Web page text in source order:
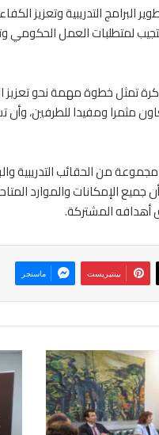
البرامج التدريبية وتعزيز
لمتطلبات العمل
تمثل خطوة مهمة نحو تعزيز
مثمرا ومفيدا للطرفين،
مجموعة من الحقائب
جميع الإمكانات والموارد
أهدافه المشتركة.
بينتيريست ماسنجر
م